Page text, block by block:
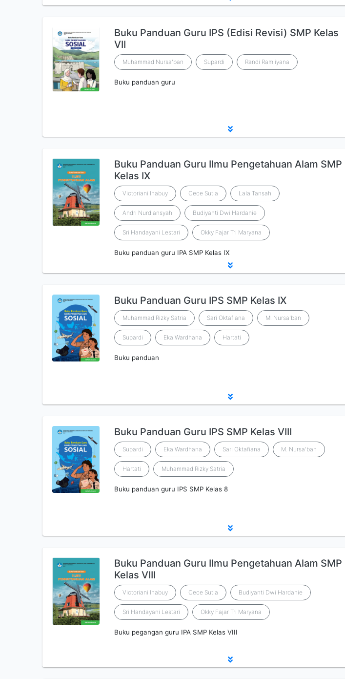
Buku Panduan Guru IPS (Edisi Revisi) SMP Kelas
VII
Muhammad Nursa'ban Supardi Randi Ramliyana
Buku panduan guru
Buku Panduan Guru Ilmu Pengetahuan Alam SMP
Kelas IX
Victoriani Inabuy Cece Sutia Lala Tansah
Andri Nurdiansyah Budiyanti Dwi Hardanie
Sri Handayani Lestari Okky Fajar Tri Maryana
Buku panduan guru IPA SMP Kelas IX
Buku Panduan Guru IPS SMP Kelas IX
Muhammad Rizky Satria Sari Oktafiana M. Nursa'ban
Supardi Eka Wardhana Hartati
Buku panduan
Buku Panduan Guru IPS SMP Kelas VIII
Supardi Eka Wardhana Sari Oktafiana M. Nursa'ban
Hartati Muhammad Rizky Satria
Buku panduan guru IPS SMP Kelas 8
Buku Panduan Guru Ilmu Pengetahuan Alam SMP
Kelas VIII
Victoriani Inabuy Cece Sutia Budiyanti Dwi Hardanie
Sri Handayani Lestari Okky Fajar Tri Maryana
Buku pegangan guru IPA SMP Kelas VIII